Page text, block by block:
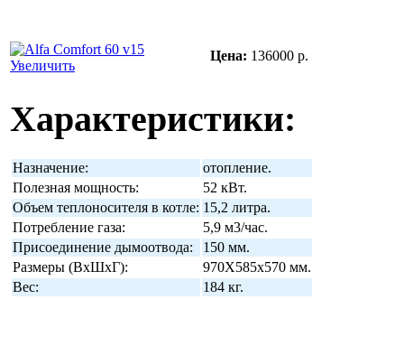
Увеличить
Цена: 136000 р.
Характеристики:
Назначение:
отопление.
Полезная мощность:
52 кВт.
Объем теплоносителя в котле: 15,2 литра.
Потребление газа:
5,9 м3/час.
Присоединение дымоотвода:
150 мм.
Размеры (ВхШхГ):
970Х585х570 мм.
Вес:
184 кг.